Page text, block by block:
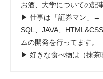
お酒、大学についての記
▶ 仕事は「証券マン」→
SQL、JAVA、
ムの開発を行ってます。
▶ 好きな食べ物は（抹茶